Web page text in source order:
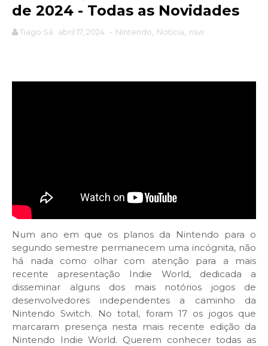
de 2024 - Todas as Novidades
Tiago Sá abril 17, 2024 - Nintendo Notícia nsw
Num ano em que os planos da Nintendo para o
segundo semestre permanecem uma incógnita, não
há nada como olhar com atenção para a mais
recente apresentação Indie World, dedicada a
disseminar alguns dos mais notórios jogos de
desenvolvedores independentes a caminho da
Nintendo Switch. No total, foram 17 os jogos que
marcaram presença nesta mais recente edição da
Nintendo Indie World. Querem conhecer todas as